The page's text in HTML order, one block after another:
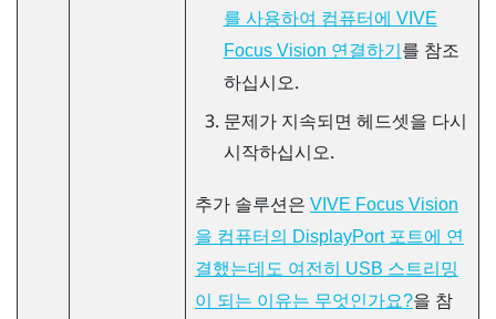
를 사용하여 컴퓨터에 VIVE
Focus Vision 연결하기 를 참조
하십시오.
문제가 지속되면 헤드셋을 다시
시작하십시오.
추가 솔루션은 VIVE Focus Vision
을 컴퓨터의 DisplayPort 포트에 연
결했는데도 여전히 USB 스트리밍
이 되는 이유는 무엇인가요?을 참